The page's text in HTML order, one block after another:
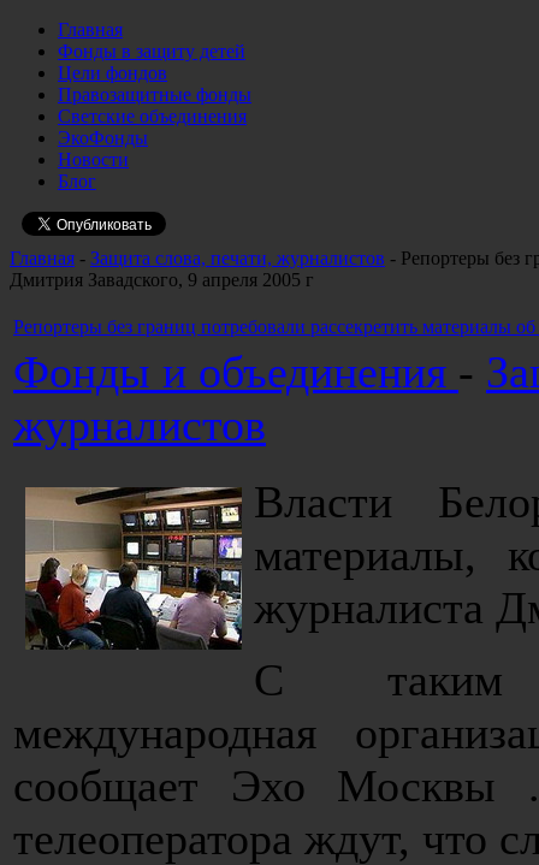
Главная
Фонды в защиту детей
Цели фондов
Правозащитные фонды
Светские объединения
ЭкоФонды
Новости
Блог
Главная - Защита слова, печати, журналистов - Репортеры без
Дмитрия Завадского, 9 апреля 2005 г
Репортеры без границ потребовали рассекретить материалы
Фонды и объединения -
журналистов
Власти
материалы,
журналиста
С таким
международная
сообщает Эхо Москвы
телеоператора ждут, что